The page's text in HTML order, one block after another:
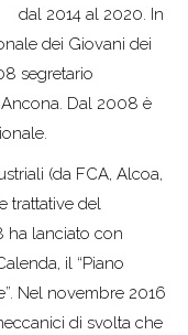
dal 2014 al 2020. In
dei Giovani dei
segretario
Dal 2008 è
(da FCA, Alcoa,
trattative del
ha lanciato con
il “Piano
Nel novembre 2016
di svolta che